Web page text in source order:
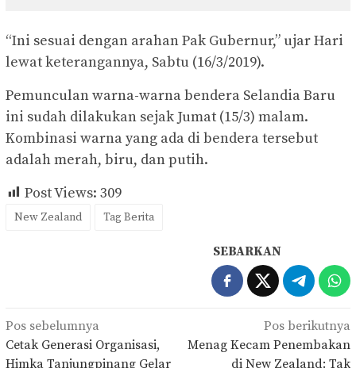
“Ini sesuai dengan arahan Pak Gubernur,” ujar Hari
lewat keterangannya, Sabtu (16/3/2019).
Pemunculan warna-warna bendera Selandia Baru
ini sudah dilakukan sejak Jumat (15/3) malam.
Kombinasi warna yang ada di bendera tersebut
adalah merah, biru, dan putih.
Post Views: 309
New Zealand Tag Berita
SEBARKAN
Navigasi
pos
Pos sebelumnya
Cetak Generasi Organisasi,
Himka Tanjungpinang Gelar
Pos berikutnya
Menag Kecam Penembakan
di New Zealand: Tak